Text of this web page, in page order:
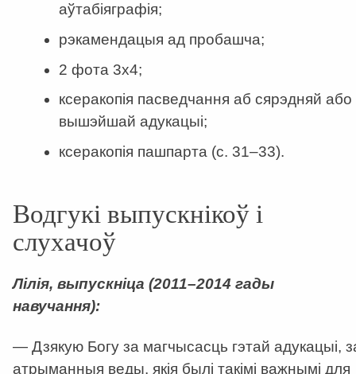
аўтабіяграфія;
рэкамендацыя ад пробашча;
2 фота 3х4;
ксеракопія пасведчання аб сярэдняй або
вышэйшай адукацыі;
ксеракопія пашпарта (с. 31–33).
Водгукі выпускнікоў і
слухачоў
Лілія, выпускніца (2011–2014 гады
навучання):
— Дзякую Богу за магчысасць гэтай адукацыі,
атрыманныя веды, якія былі такімі важнымі для